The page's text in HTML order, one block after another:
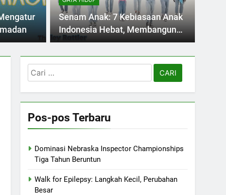
The Bold and the Beautiful kembali
drama siang…
Senam Anak: 7 Kebiasaan Anak
Indonesia Hebat, Membangun
Gaya Hidup Sehat
Cari
untuk:
Pos-pos Terbaru
Dominasi Nebraska Inspector Championships
Tiga Tahun Beruntun
Walk for Epilepsy: Langkah Kecil, Perubahan
Besar